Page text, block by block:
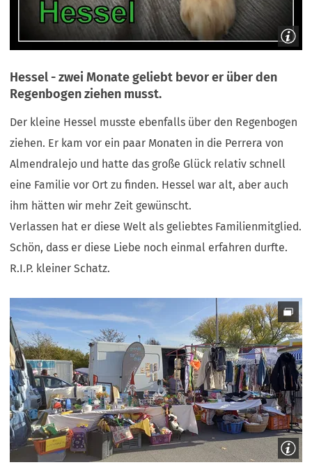
Hessel - zwei Monate geliebt bevor er über den
Regenbogen ziehen musst.
Der kleine Hessel musste ebenfalls über den Regenbogen
ziehen. Er kam vor ein paar Monaten in die Perrera von
Almendralejo und hatte das große Glück relativ schnell
eine Familie vor Ort zu finden. Hessel war alt, aber auch
ihm hätten wir mehr Zeit gewünscht.
Verlassen hat er diese Welt als geliebtes Familienmitglied.
Schön, dass er diese Liebe noch einmal erfahren durfte.
R.I.P. kleiner Schatz.